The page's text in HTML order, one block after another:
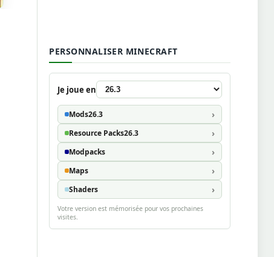
PERSONNALISER MINECRAFT
Je joue en
Mods26.3
Resource Packs26.3
Modpacks
Maps
Shaders
Votre version est mémorisée pour vos prochaines
visites.